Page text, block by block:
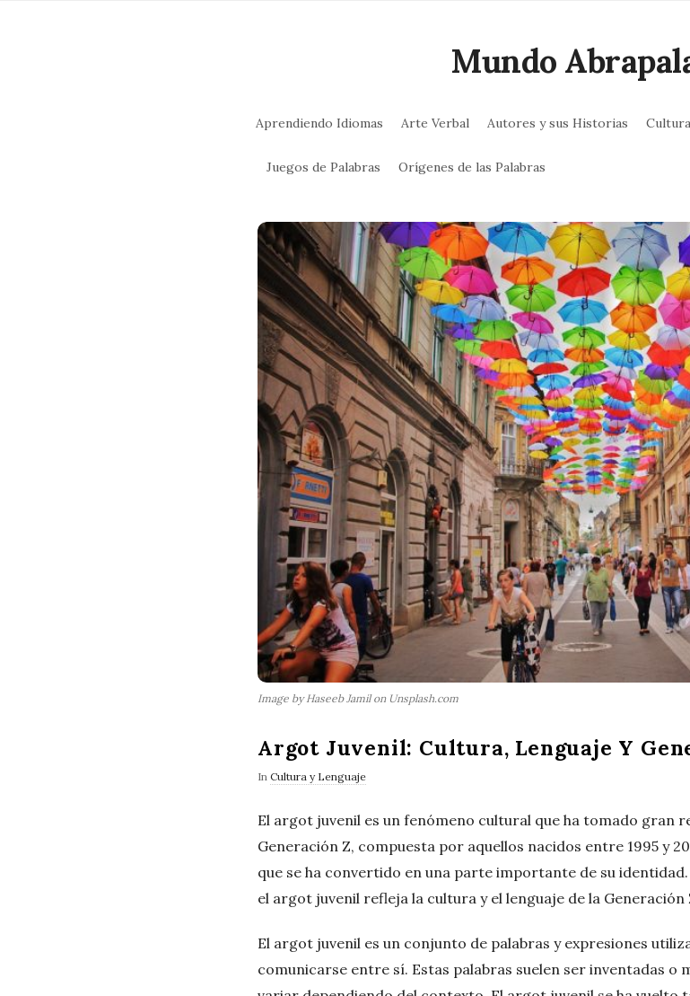
Mundo
Aprendiendo Idiomas Arte Verbal Autores y sus Historias
Juegos de Palabras Orígenes de las Palabras
Image by Haseeb Jamil on Unsplash.com
Argot Juvenil: Cultura, Lenguaje Y
In Cultura y Lenguaje
El argot juvenil es un fenómeno cultural que ha tomado gran
Generación Z, compuesta por aquellos nacidos entre 1995 y
que se ha convertido en una parte importante de su
el argot juvenil refleja la cultura y el lenguaje de la Generación
El argot juvenil es un conjunto de palabras y expresiones
comunicarse entre sí. Estas palabras suelen ser inventadas o